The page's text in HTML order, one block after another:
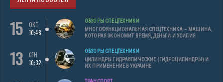
15
ОКТ
10:48
ОБЗОРЫ СПЕЦТЕХНИКИ
МНОГОФУНКЦИОНАЛЬНАЯ СПЕЦТЕХНИКА – МАШИНА,
КОТОРАЯ ЭКОНОМИТ ВРЕМЯ, ДЕНЬГИ И УСИЛИЯ
13
СЕН
10:32
ОБЗОРЫ СПЕЦТЕХНИКИ
ЦИЛИНДРЫ ГИДРАВЛИЧЕСКИЕ (ГИДРОЦИЛИНДРЫ) И
ИХ ПРИМЕНЕНИЕ В УКРАИНЕ